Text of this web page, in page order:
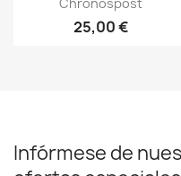
25,00 €
Infórmese de